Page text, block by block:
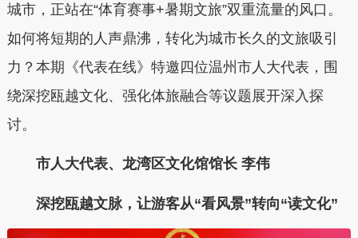
城市，正站在“体育赛事+暑期文旅”双重流量的风口。
如何将短期的人声鼎沸，转化为城市长久的文旅吸引
力？本期《代表在线》特邀四位温州市人大代表，围
绕深挖瓯越文化、强化体旅融合等议题展开深入探
讨。
市人大代表、龙湾区文化馆馆长 李伟
深挖瓯越文脉，让游客从“看风景”转向“读文化”